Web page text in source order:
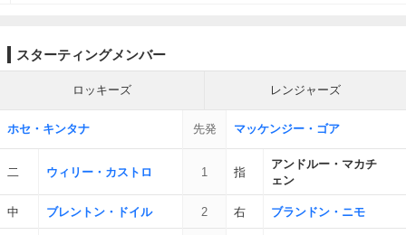
スターティングメンバー
ロッキーズ レンジャーズ
ホセ・キンタナ 先発 マッケンジー・ゴア
二 ウィリー・カストロ 1 指
アンドルー・マカチ
ェン
中 ブレントン・ドイル 2 右 ブランドン・ニモ